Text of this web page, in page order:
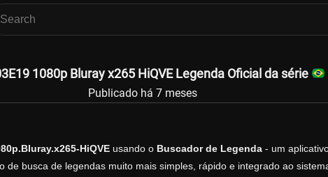
1080p Bluray x265 HiQVE Legenda Oficial da série
Publicado há 7 meses
HiQVE usando o Buscador de Legenda - um
de busca de legendas muito mais simples, rápido e integrado ao